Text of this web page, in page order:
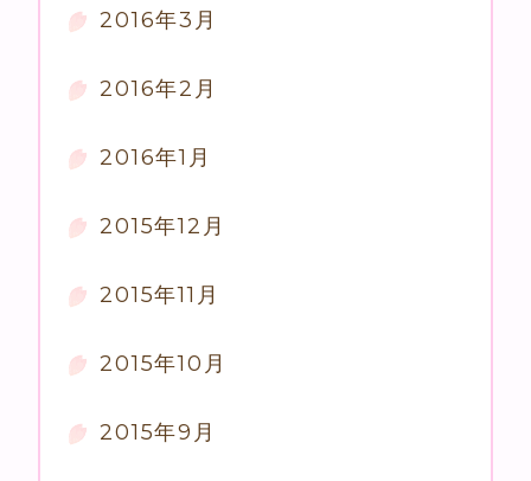
2016年3月
2016年2月
2016年1月
2015年12月
2015年11月
2015年10月
2015年9月